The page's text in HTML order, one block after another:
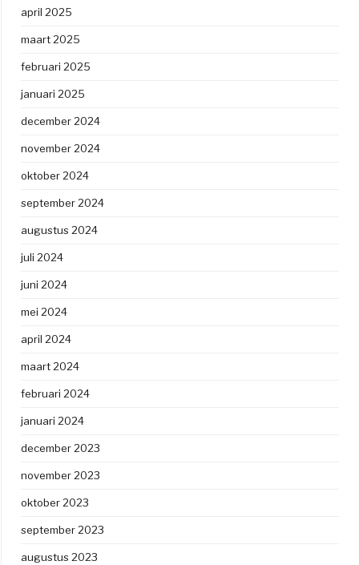
april 2025
maart 2025
februari 2025
januari 2025
december 2024
november 2024
oktober 2024
september 2024
augustus 2024
juli 2024
juni 2024
mei 2024
april 2024
maart 2024
februari 2024
januari 2024
december 2023
november 2023
oktober 2023
september 2023
augustus 2023